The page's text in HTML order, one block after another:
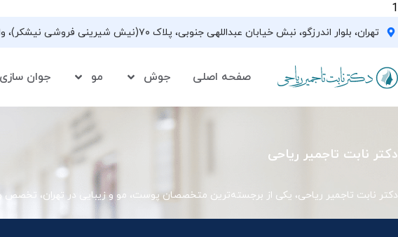
1
تهران، بلوار اندرزگو، نبش خیابان عبداللهی جنوبی، پلاک ۷۰(نیش شیرینی فروشی نیشکر)، واحد ۳۳ ، طبقه ۵
صفحه اصلی جوش مو جوان
دکتر نابت تاجمیر ریاحی
دکتر نابت تاجمیر ریاحی، یکی از برجسته‌ترین متخصصان پوست، مو و زیبایی در تهران،